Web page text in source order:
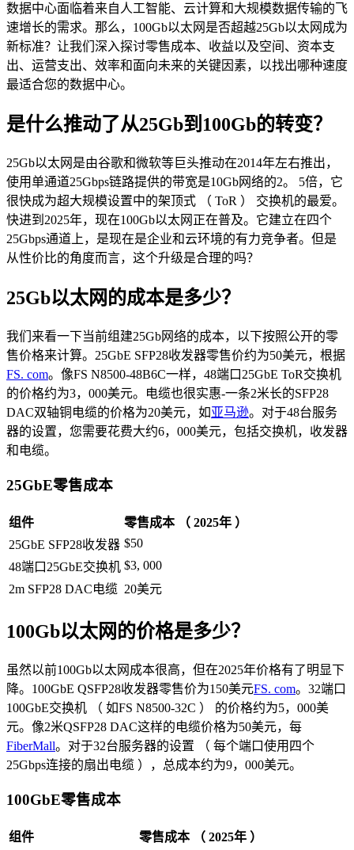
数据中心面临着来自人工智能、云计算和大规模数据传输的飞
速增长的需求。那么，100Gb以太网是否超越25Gb以太网成为
新标准？让我们深入探讨零售成本、收益以及空间、资本支
出、运营支出、效率和面向未来的关键因素，以找出哪种速度
最适合您的数据中心。
是什么推动了从25Gb到100Gb的转变？
25Gb以太网是由谷歌和微软等巨头推动在2014年左右推出，
使用单通道25Gbps链路提供的带宽是10Gb网络的2。 5倍，它
很快成为超大规模设置中的架顶式 （ ToR ） 交换机的最爱。
快进到2025年，现在100Gb以太网正在普及。它建立在四个
25Gbps通道上，是现在是企业和云环境的有力竞争者。但是
从性价比的角度而言，这个升级是合理的吗？
25Gb以太网的成本是多少？
我们来看一下当前组建25Gb网络的成本，以下按照公开的零
售价格来计算。25GbE SFP28收发器零售价约为50美元，根据
FS. com。像FS N8500-48B6C一样，48端口25GbE ToR交换机
的价格约为3，000美元。电缆也很实惠-一条2米长的SFP28
DAC双轴铜电缆的价格为20美元，如亚马逊。对于48台服务
器的设置，您需要花费大约6，000美元，包括交换机，收发器
和电缆。
25GbE零售成本
组件
零售成本 （ 2025年 ）
25GbE SFP28收发器 $50
48端口25GbE交换机 $3, 000
2m SFP28 DAC电缆 20美元
100Gb以太网的价格是多少？
虽然以前100Gb以太网成本很高，但在2025年价格有了明显下
降。100GbE QSFP28收发器零售价为150美元FS. com。32端口
100GbE交换机 （ 如FS N8500-32C ） 的价格约为5，000美
元。像2米QSFP28 DAC这样的电缆价格为50美元，每
FiberMall。对于32台服务器的设置 （ 每个端口使用四个
25Gbps连接的扇出电缆 ），总成本约为9，000美元。
100GbE零售成本
组件
零售成本 （ 2025年 ）